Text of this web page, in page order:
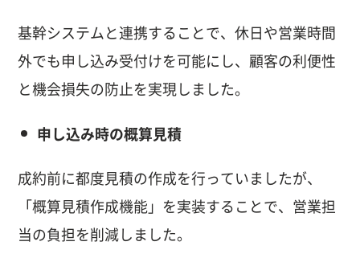
基幹システムと連携することで、休日や営業時間
外でも申し込み受付けを可能にし、顧客の利便性
と機会損失の防止を実現しました。
申し込み時の概算見積
成約前に都度見積の作成を行っていましたが、
「概算見積作成機能」を実装することで、営業担
当の負担を削減しました。